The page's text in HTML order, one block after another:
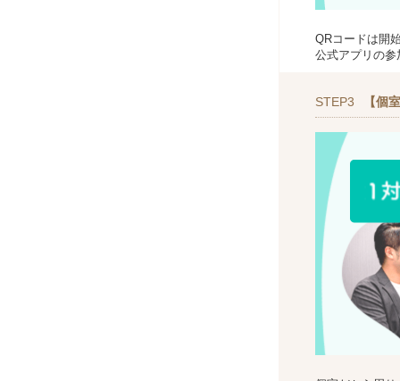
QRコードは開
公式アプリの
STEP3 【個